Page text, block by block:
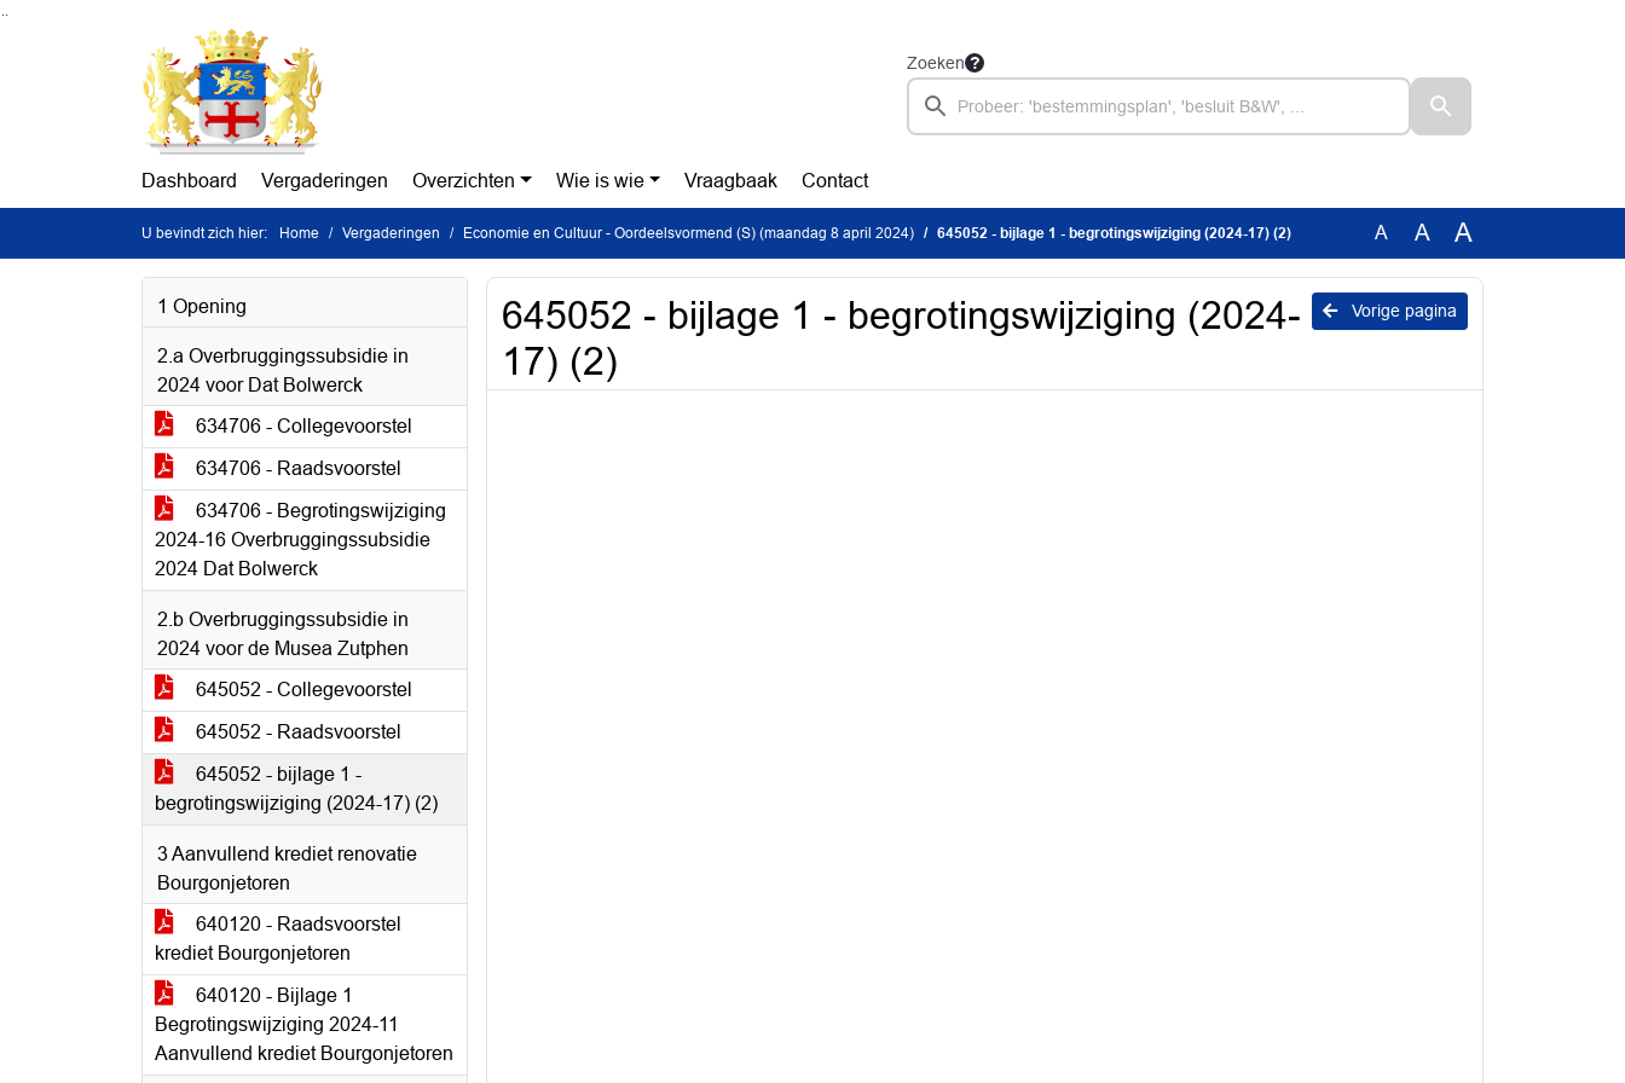
Ga naar de inhoud van deze pagina
Zoeken
Dashboard Vergaderingen Overzichten Wie is wie Vraagbaak Contact
U bevindt zich hier: Home Vergaderingen Economie en Cultuur - Oordeelsvormend (S) (maandag 8 april 2024) 645052 - bijlage 1 - begrotingswijziging (2024-17) (2) A A A
1 Opening
2.a Overbruggingssubsidie in
2024 voor Dat Bolwerck
634706 - Collegevoorstel
634706 - Raadsvoorstel
634706 - Begrotingswijziging
2024-16 Overbruggingssubsidie
2024 Dat Bolwerck
2.b Overbruggingssubsidie in
2024 voor de Musea Zutphen
645052 - Collegevoorstel
645052 - Raadsvoorstel
645052 - bijlage 1 -
begrotingswijziging (2024-17) (2)
3 Aanvullend krediet renovatie
Bourgonjetoren
640120 - Raadsvoorstel
krediet Bourgonjetoren
640120 - Bijlage 1
Begrotingswijziging 2024-11
Aanvullend krediet Bourgonjetoren
Vorige pagina
645052 - bijlage 1 - begrotingswijziging (2024-
17) (2)